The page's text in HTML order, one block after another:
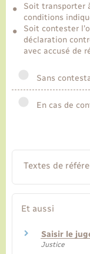
Soit transporter
conditions
Soit contester
déclaration
avec accusé de
Sans
En cas de
Textes de
Et aussi
Saisir le
Justice